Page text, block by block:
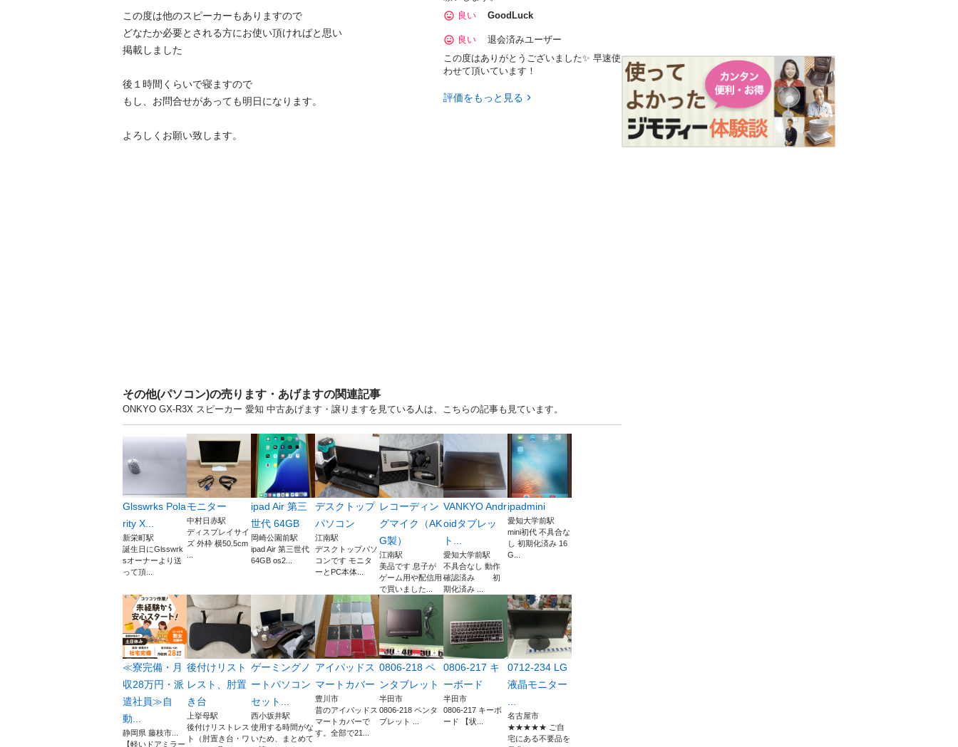
この度は他のスピーカーもありますので
どなたか必要とされる方にお使い頂ければと思い
掲載しました
後１時間くらいで寝ますので
もし、お問合せがあっても明日になります。
よろしくお願い致します。
良い
GoodLuck
良い
退会済みユーザー
この度はありがとうございました✨ 早速使
わせて頂いています！
評価をもっと見る
その他(パソコン)の売ります・あげますの関連記事
ONKYO GX-R3X スピーカー 愛知 中古あげます・譲りますを見ている人は、こちらの記事も見ています。
Glsswrks Pola
rity X...
新栄町駅
誕生日にGlsswrk
sオーナーより送
って頂...
モニター
中村日赤駅
ディスプレイサイ
ズ 外枠 横50.5cm
ipad Air 第三
世代 64GB
岡崎公園前駅
ipad Air 第三世代
64GB os2...
デスクトップ
パソコン
江南駅
デスクトップパソ
コンです モニタ
ーとPC本体...
レコーディン
グマイク（AK
G製）
江南駅
美品です 息子が
ゲーム用や配信用
で買いました...
VANKYO Andr
oidタブレッ
ト...
愛知大学前駅
不具合なし 動作
確認済み 初
期化済み ...
ipadmini
愛知大学前駅
mini初代 不具合な
し 初期化済み 16
G...
≪寮完備・月
収28万円・派
遣社員≫自
動...
静岡県 藤枝市...
【軽いドアミラー
後付けリスト
レスト、肘置
き台
上挙母駅
後付けリストレス
ト（肘置き台・ワ
ゲーミングノ
ートパソコン
セット...
西小坂井駅
使用する時間がな
いため、まとめて
アイパッドス
マートカバー
豊川市
昔のアイパッドス
マートカバーで
す。全部で21...
0806-218 ペ
ンタブレット
半田市
0806-218 ペンタ
ブレット ...
0806-217 キ
ーボード
半田市
0806-217 キーボ
ード 【状...
0712-234 LG
液晶モニター
名古屋市
★★★★★ ご自
宅にある不要品を